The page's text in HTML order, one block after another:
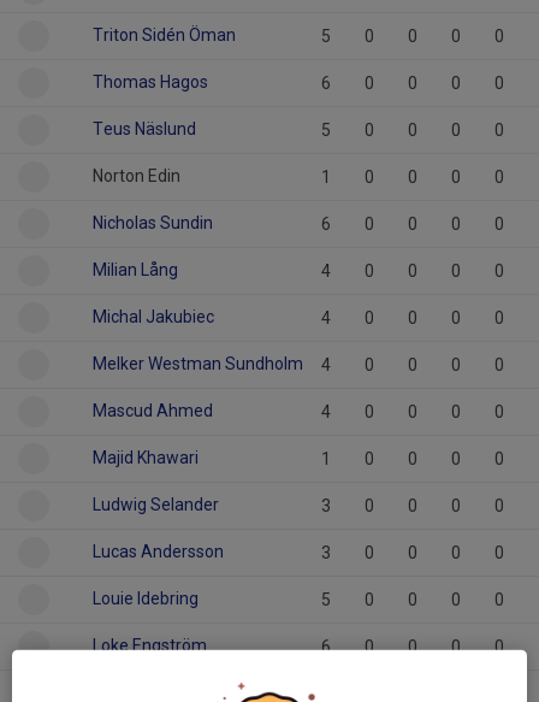
Triton Sidén Öman 5 0 0 0 0
Thomas Hagos 6 0 0 0 0
Teus Näslund 5 0 0 0 0
Norton Edin 1 0 0 0 0
Nicholas Sundin 6 0 0 0 0
Milian Lång 4 0 0 0 0
Michal Jakubiec 4 0 0 0 0
Melker Westman Sundholm 4 0 0 0 0
Mascud Ahmed 4 0 0 0 0
Majid Khawari 1 0 0 0 0
Ludwig Selander 3 0 0 0 0
Lucas Andersson 3 0 0 0 0
Louie Idebring 5 0 0 0 0
Loke Engström 6 0 0 0 0